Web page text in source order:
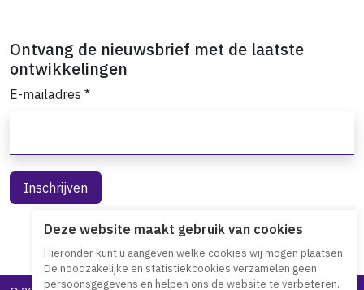
Ontvang de nieuwsbrief met de laatste
ontwikkelingen
E-mailadres *
Deze website maakt gebruik van cookies
Hieronder kunt u aangeven welke cookies wij mogen plaatsen.
De noodzakelijke en statistiekcookies verzamelen geen
persoonsgegevens en helpen ons de website te verbeteren.